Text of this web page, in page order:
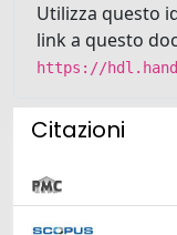
Utilizza questo
link a questo
https://
Citazioni